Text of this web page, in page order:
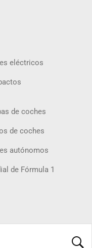
eléctricos
de coches
de coches
autónomos
de Fórmula 1